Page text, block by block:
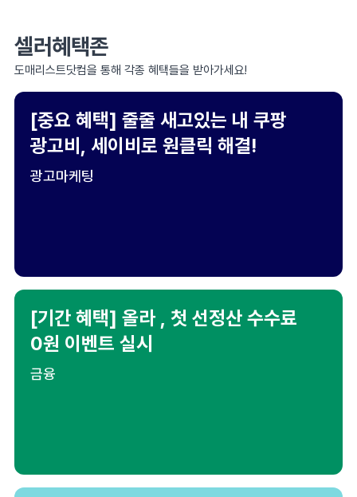
셀러혜택존
도매리스트닷컴을 통해 각종 혜택들을 받아가세요!
[중요 혜택] 줄줄 새고있는 내 쿠팡
광고비, 세이비로 원클릭 해결!
광고마케팅
[기간 혜택] 올라 , 첫 선정산 수수료
0원 이벤트 실시
금융